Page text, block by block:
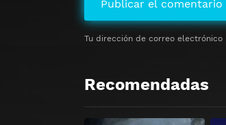
Tu dirección de correo electrónico
Recomendadas